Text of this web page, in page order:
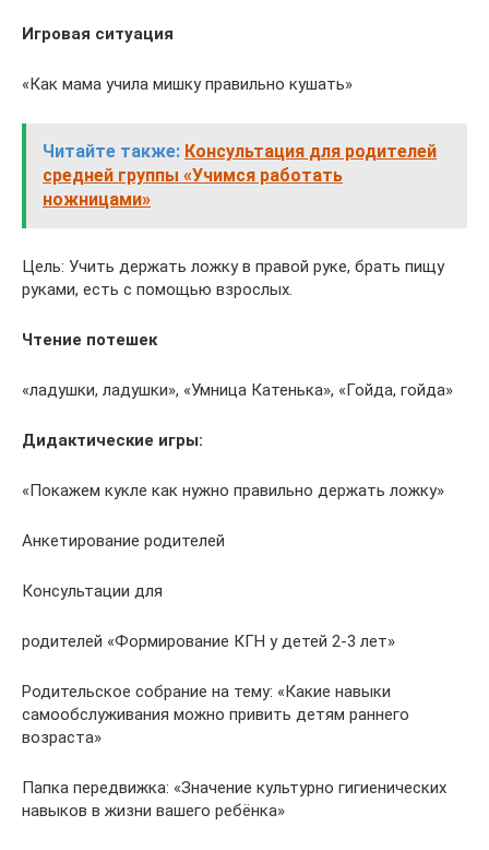
Игровая ситуация
«Как мама учила мишку правильно кушать»
Читайте также: Консультация для родителей
средней группы «Учимся работать
ножницами»
Цель: Учить держать ложку в правой руке, брать пищу
руками, есть с помощью взрослых.
Чтение потешек
«ладушки, ладушки», «Умница Катенька», «Гойда, гойда»
Дидактические игры:
«Покажем кукле как нужно правильно держать ложку»
Анкетирование родителей
Консультации для
родителей «Формирование КГН у детей 2-3 лет»
Родительское собрание на тему: «Какие навыки
самообслуживания можно привить детям раннего
возраста»
Папка передвижка: «Значение культурно гигиенических
навыков в жизни вашего ребёнка»